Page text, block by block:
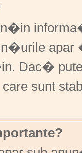
Dac�
sunt